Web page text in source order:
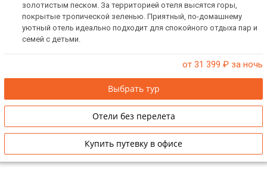
золотистым песком. За территорией отеля высятся горы,
покрытые тропической зеленью. Приятный, по-домашнему
уютный отель идеально подходит для спокойного отдыха пар и
семей с детьми.
от 31 399 ₽ за ночь
Выбрать тур
Отели без перелета
Купить путевку в офисе
Сетевые отели Турции
Сетевые отели Египта
Сетевые отели ОАЭ
Сетевые отели Таиланда
Сетевые отели Шри Ланки
Сетевые отели Вьетнама